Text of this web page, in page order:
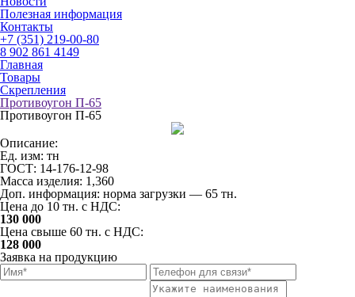
Полезная информация
Контакты
+7 (351) 219-00-80
8 902 861 4149
Главная
Товары
Скрепления
Противоугон П-65
Противоугон П-65
Описание:
Ед. изм: тн
ГОСТ: 14-176-12-98
Масса изделия: 1,360
Доп. информация: норма загрузки — 65 тн.
Цена до 10 тн. с НДС:
130 000
Цена свыше 60 тн. с НДС:
128 000
Заявка на продукцию